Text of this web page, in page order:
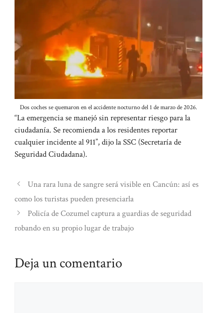
Dos coches se quemaron en el accidente nocturno del 1 de marzo de 2026.
“La emergencia se manejó sin representar riesgo para la
ciudadanía. Se recomienda a los residentes reportar
cualquier incidente al 911”, dijo la SSC (Secretaría de
Seguridad Ciudadana).
Una rara luna de sangre será visible en Cancún: así es
como los turistas pueden presenciarla
Policía de Cozumel captura a guardias de seguridad
robando en su propio lugar de trabajo
Deja un comentario